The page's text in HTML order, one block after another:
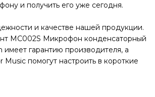
и получить его уже сегодня.
и качестве нашей продукции.
MC002S Микрофон конденсаторный
имеет гарантию производителя, а
Music помогут настроить в короткие